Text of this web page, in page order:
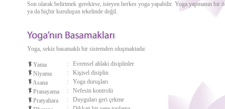
Son olarak belirtmek gerekirse, isteyen herkes yoga yapabilir. Yoga yapmanın bir
ya da hiçbir kuruluşun tekelinde değil.
Yoga, sekiz basamaklı bir sistemden oluşmaktadır.
Yama
Niyama
Asana
Pranayama
Pratyahara
:
:
:
:
:
Evrensel ahlaki disiplinler
Kişisel disiplin
Yoga duruşları
Nefesin kontrolü
Duyguları geri çekme